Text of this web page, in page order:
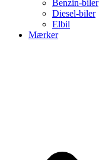
Benzin-biler
Diesel-biler
Elbil
Mærker